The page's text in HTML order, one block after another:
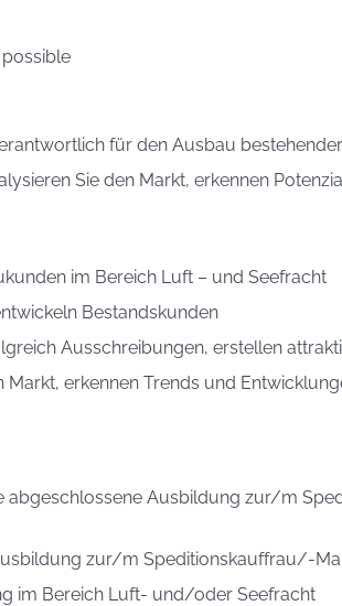
für den Ausbau
Sie den Markt, erkennen
im Bereich Luft – und Seefracht
Bestandskunden
Ausschreibungen, erstellen
Markt, erkennen Trends und
abgeschlossene Ausbildung zur/m
zur/m Speditionskauffrau/-
im Bereich Luft- und/oder Seefracht